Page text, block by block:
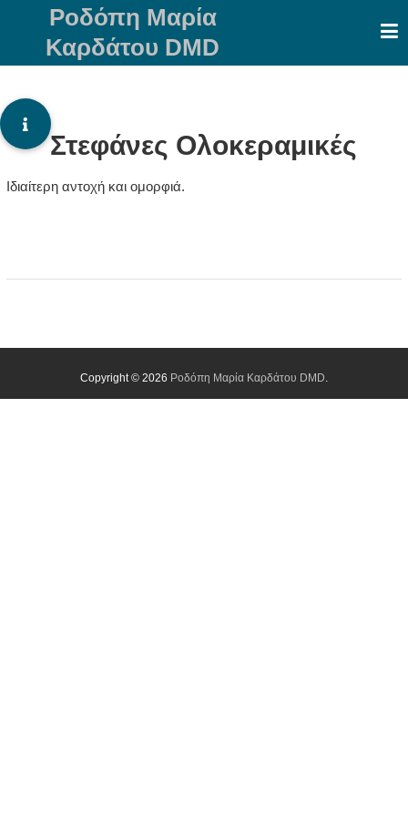
Ροδόπη Μαρία
Καρδάτου DMD
Στεφάνες Ολοκεραμικές
Ιδιαίτερη αντοχή και ομορφιά.
Copyright © 2026 Ροδόπη Μαρία Καρδάτου DMD.